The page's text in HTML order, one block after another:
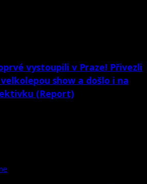
vystoupili v Praze! Přivezli
show a došlo i na
(Report)